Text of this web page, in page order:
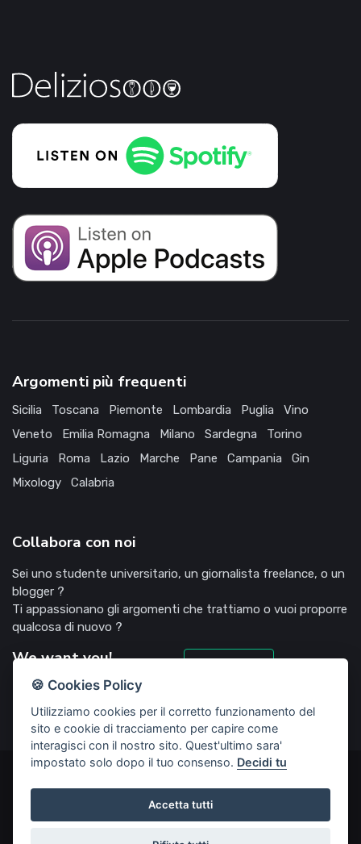
Argomenti più frequenti
Sicilia Toscana Piemonte Lombardia Puglia
Vino
Veneto
Emilia Romagna Milano Sardegna
Torino
Liguria
Roma Lazio Marche Pane Campania
Gin
Mixology
Calabria
Collabora con noi
Sei uno studente universitario, un giornalista freelance, o un
blogger ?
Ti appassionano gli argomenti che trattiamo o vuoi proporre
qualcosa di nuovo ?
We want you!
©2022 Deliziosooo.it - v. 1.1.0 - Tutti i diritti sono riservati,
vietata la riproduzione senza accordi preventivi
Start Up creata daRubisco web agency
🍪 Cookies Policy
Utilizziamo cookies per il corretto funzionamento del
sito e cookie di tracciamento per capire come
interagisci con il nostro sito. Quest'ultimo sara'
impostato solo dopo il tuo consenso. Decidi tu
Accetta tutti